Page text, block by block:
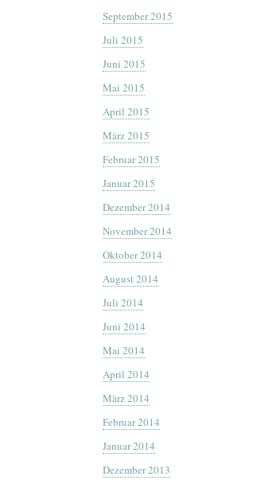
September 2015
Juli 2015
Juni 2015
Mai 2015
April 2015
März 2015
Februar 2015
Januar 2015
Dezember 2014
November 2014
Oktober 2014
August 2014
Juli 2014
Juni 2014
Mai 2014
April 2014
März 2014
Februar 2014
Januar 2014
Dezember 2013